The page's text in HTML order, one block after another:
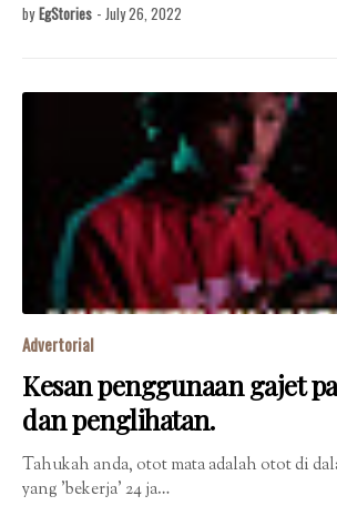
by EgStories - July 26, 2022
Advertorial
Kesan penggunaan gajet
dan penglihatan.
Tahukah anda, otot mata adalah otot di
yang 'bekerja' 24 ja…